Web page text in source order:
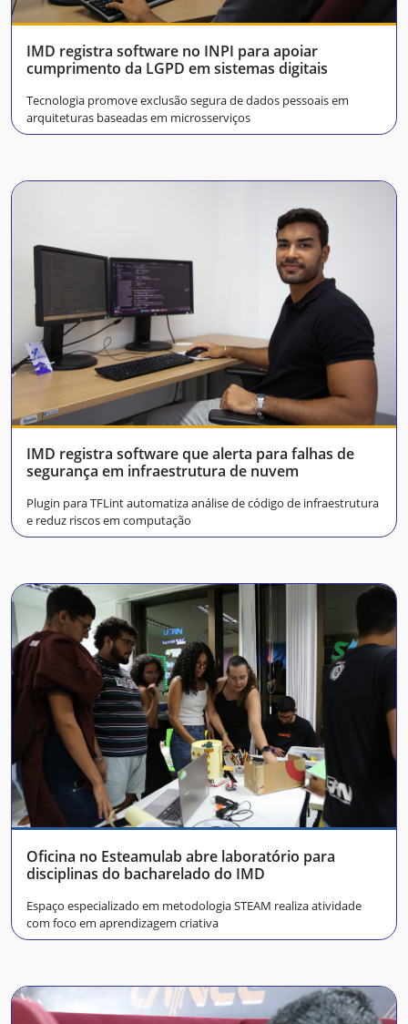
IMD registra software no INPI para apoiar
cumprimento da LGPD em sistemas digitais
Tecnologia promove exclusão segura de dados pessoais em
arquiteturas baseadas em microsserviços
IMD registra software que alerta para falhas de
segurança em infraestrutura de nuvem
Plugin para TFLint automatiza análise de código de infraestrutura
e reduz riscos em computação
Oficina no Esteamulab abre laboratório para
disciplinas do bacharelado do IMD
Espaço especializado em metodologia STEAM realiza atividade
com foco em aprendizagem criativa